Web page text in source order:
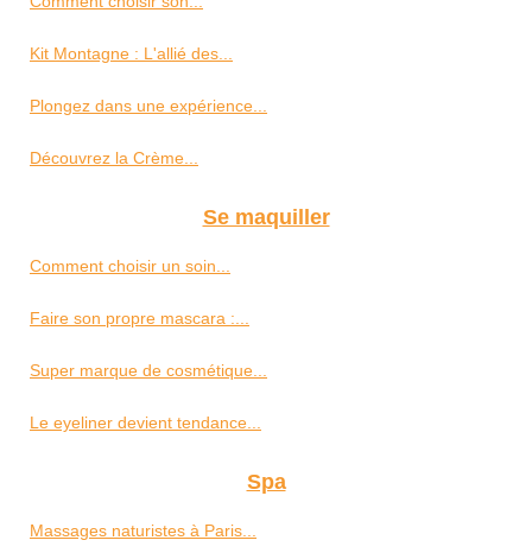
Kit Montagne : L'allié des...
Plongez dans une expérience...
Découvrez la Crème...
Se maquiller
Comment choisir un soin...
Faire son propre mascara :...
Super marque de cosmétique...
Le eyeliner devient tendance...
Spa
Massages naturistes à Paris...